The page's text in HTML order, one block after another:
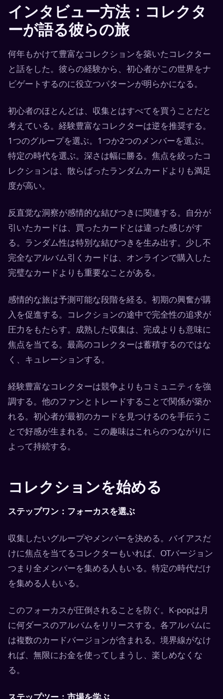
インタビュー方法：コレクタ
ーが語る彼らの旅
何年もかけて豊富なコレクションを築いたコレクター
と話をした。彼らの経験から、初心者がこの世界をナ
ビゲートするのに役立つパターンが明らかになる。
初心者のほとんどは、収集とはすべてを買うことだと
考えている。経験豊富なコレクターは逆を推奨する。
1つのグループを選ぶ。1つか2つのメンバーを選ぶ。
特定の時代を選ぶ。深さは幅に勝る。焦点を絞ったコ
レクションは、散らばったランダムカードよりも満足
度が高い。
反直觉な洞察が感情的な結びつきに関連する。自分が
引いたカードは、買ったカードとは違った感じがす
る。ランダム性は特別な結びつきを生み出す。少し不
完全なアルバム引くカードは、オンラインで購入した
完璧なカードよりも重要なことがある。
感情的な旅は予測可能な段階を経る。初期の興奮が購
入を促進する。コレクションの途中で完全性の追求が
圧力をもたらす。成熟した収集は、完成よりも意味に
焦点を当てる。最高のコレクターは蓄積するのではな
く、キュレーションする。
経験豊富なコレクターは競争よりもコミュニティを強
調する。他のファンとトレードすることで関係が築か
れる。初心者が最初のカードを見つけるのを手伝うこ
とで好感が生まれる。この趣味はこれらのつながりに
よって持続する。
コレクションを始める
ステップワン：フォーカスを選ぶ
収集したいグループやメンバーを決める。バイアスだ
けに焦点を当てるコレクターもいれば、OTバージョン
つまり全メンバーを集める人もいる。特定の時代だけ
を集める人もいる。
このフォーカスが圧倒されることを防ぐ。K-popは月
に何ダースのアルバムをリリースする。各アルバムに
は複数のカードバージョンが含まれる。境界線がなけ
れば、無限にお金を使ってしまうし、楽しめなくな
る。